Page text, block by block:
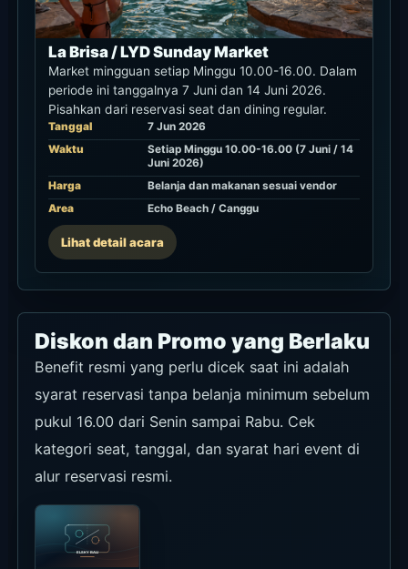
BENEFIT
RESERVASI
RESMI
Tanpa
Belanja
Minimum
Sebelum
16.00,
Senin-
Rabu
Situs resmi
La Brisa saat
ini
menampilkan
benefit tanpa
belanja
minimum
sebelum
pukul 16.00,
berlaku Senin
sampai Rabu.
Penawaran
Tanpa belanja
minimum
untuk slot
berlaku
Waktu
Senin sampai